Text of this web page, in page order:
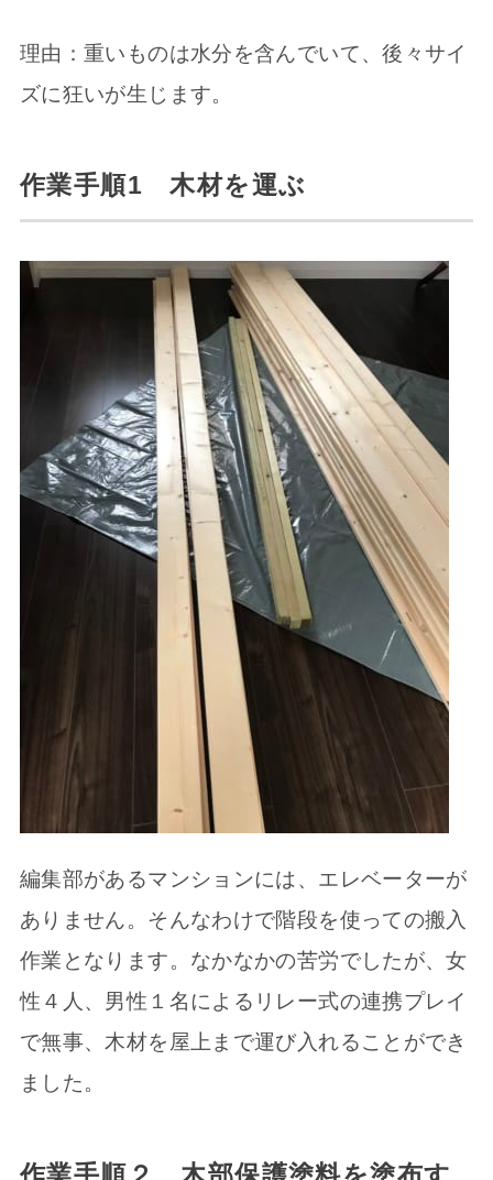
理由：重いものは水分を含んでいて、後々サイ
ズに狂いが生じます。
作業手順1 木材を運ぶ
編集部があるマンションには、エレベーターが
ありません。そんなわけで階段を使っての搬入
作業となります。なかなかの苦労でしたが、女
性４人、男性１名によるリレー式の連携プレイ
で無事、木材を屋上まで運び入れることができ
ました。